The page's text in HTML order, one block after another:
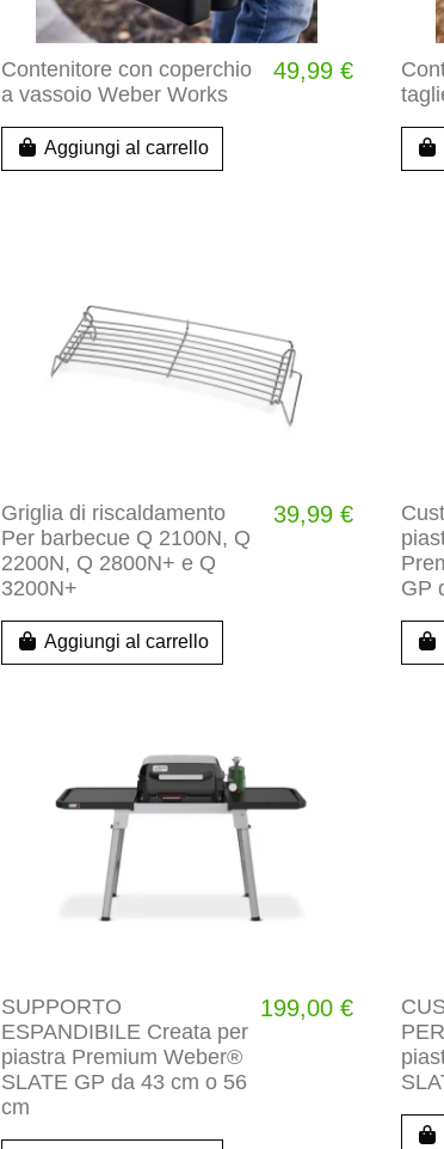
Contenitore con coperchio
a vassoio Weber Works
49,99 €
Aggiungi al carrello
Griglia di riscaldamento
Per barbecue Q 2100N, Q
2200N, Q 2800N+ e Q
3200N+
39,99 €
Aggiungi al carrello
GP
SUPPORTO
ESPANDIBILE Creata per
piastra Premium Weber®
SLATE GP da 43 cm o 56
cm
199,00 €